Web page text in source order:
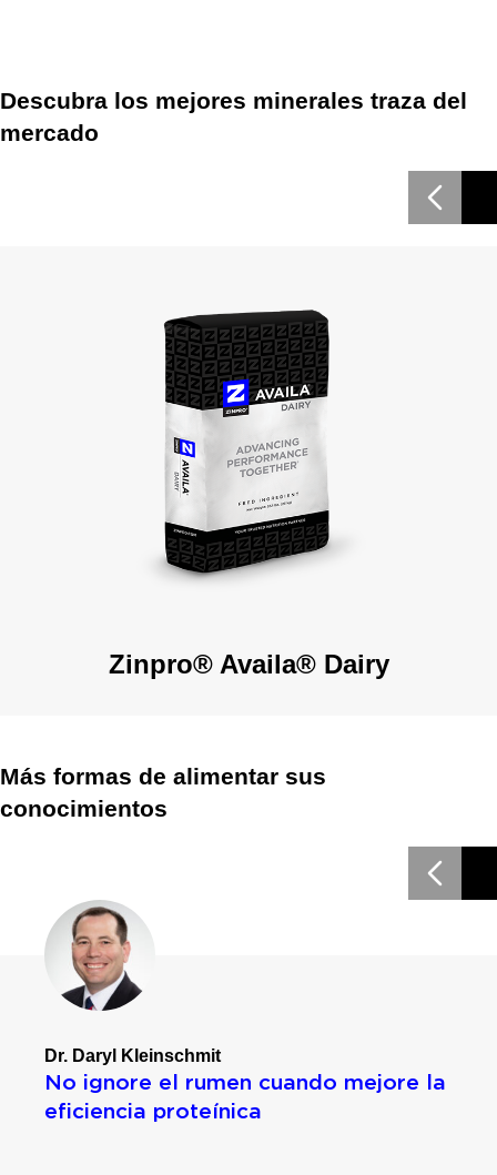
Descubra los mejores minerales traza del
mercado
Zinpro® Availa® Dairy
Más formas de alimentar sus
conocimientos
Dr. Daryl Kleinschmit
No ignore el rumen cuando mejore la
eficiencia proteínica